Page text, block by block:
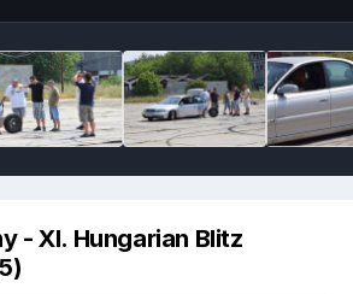
- XI. Hungarian Blitz